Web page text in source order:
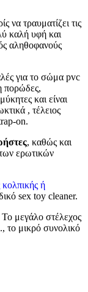
να τραυματίζει τις
καλή υφή και
αληθοφανούς
για το σώμα pvc
πορώδες,
και είναι
, τέλειος
on.
, καθώς και
ερωτικών
κολπικής ή
sex toy cleaner.
Το μεγάλο στέλεχος
το μικρό συνολικό